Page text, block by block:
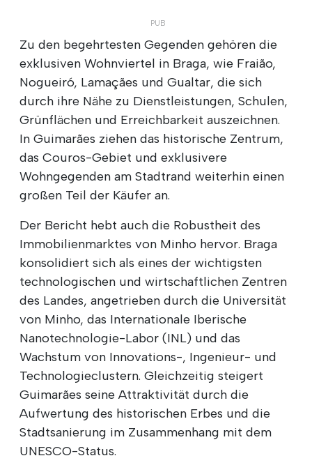
Zu den begehrtesten Gegenden gehören die
exklusiven Wohnviertel in Braga, wie Fraião,
Nogueiró, Lamaçães und Gualtar, die sich
durch ihre Nähe zu Dienstleistungen, Schulen,
Grünflächen und Erreichbarkeit auszeichnen.
In Guimarães ziehen das historische Zentrum,
das Couros-Gebiet und exklusivere
Wohngegenden am Stadtrand weiterhin einen
großen Teil der Käufer an.
Der Bericht hebt auch die Robustheit des
Immobilienmarktes von Minho hervor. Braga
konsolidiert sich als eines der wichtigsten
technologischen und wirtschaftlichen Zentren
des Landes, angetrieben durch die Universität
von Minho, das Internationale Iberische
Nanotechnologie-Labor (INL) und das
Wachstum von Innovations-, Ingenieur- und
Technologieclustern. Gleichzeitig steigert
Guimarães seine Attraktivität durch die
Aufwertung des historischen Erbes und die
Stadtsanierung im Zusammenhang mit dem
UNESCO-Status.